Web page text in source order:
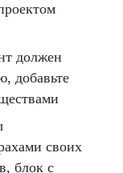
должен
добавьте
своих
блок с